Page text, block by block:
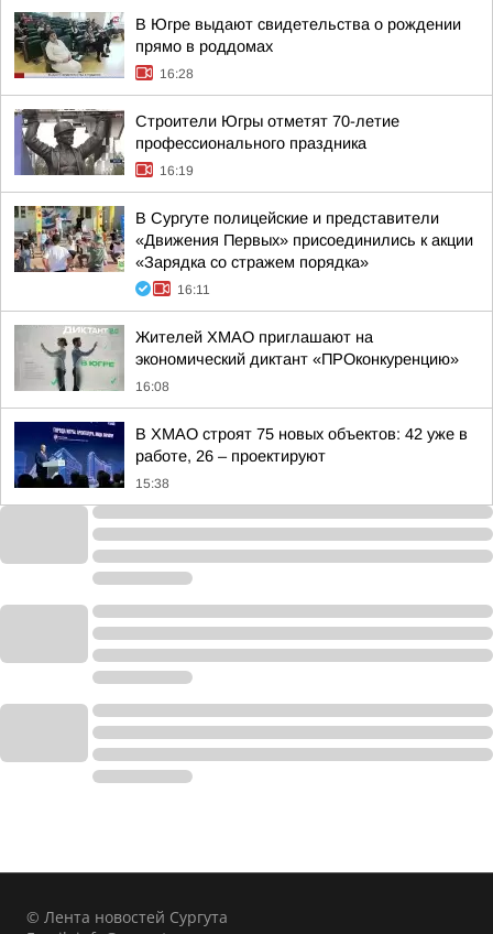
В Югре выдают свидетельства о рождении
прямо в роддомах
16:28
Строители Югры отметят 70-летие
профессионального праздника
16:19
В Сургуте полицейские и представители
«Движения Первых» присоединились к акции
«Зарядка со стражем порядка»
16:11
Жителей ХМАО приглашают на
экономический диктант «ПРОконкуренцию»
16:08
В ХМАО строят 75 новых объектов: 42 уже в
работе, 26 – проектируют
15:38
© Лента новостей Сургута